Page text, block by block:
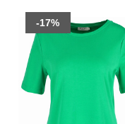
-17%